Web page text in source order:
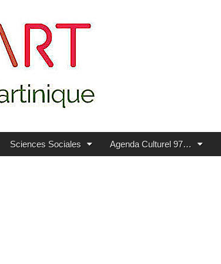
Sciences Sociales Agenda Culturel 97…